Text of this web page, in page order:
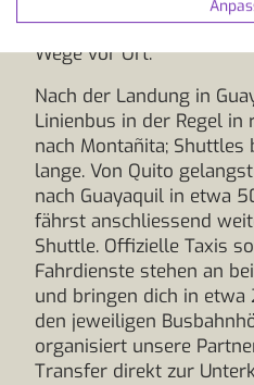
den ersten Sprachkurs
Wege vor Ort.
Nach der Landung in
Linienbus in der Regel in
nach Montañita; Shuttles
lange. Von Quito
nach Guayaquil in etwa
fährst anschliessend
Shuttle. Offizielle Taxis
Fahrdienste stehen an
und bringen dich in
den jeweiligen
organisiert unsere
Transfer direkt zur